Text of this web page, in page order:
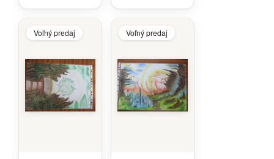
Voľný predaj Voľný predaj